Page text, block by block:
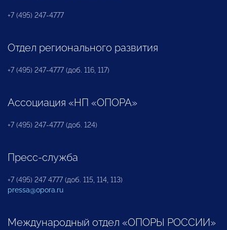
+7 (495) 247-4777
Отдел регионального развития
+7 (495) 247-4777 (доб. 116, 117)
Ассоциация «НП «ОПОРА»
+7 (495) 247-4777 (доб. 124)
Пресс-служба
+7 (495) 247 4777 (доб. 115, 114, 113)
pressa@opora.ru
Международный отдел «ОПОРЫ РОССИИ»